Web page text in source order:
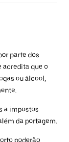
parte dos
acredita que o
ou álcool,
a impostos
da portagem.
poderão